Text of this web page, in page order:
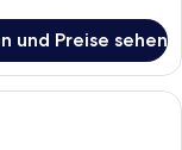
und Preise sehen
bezogenes Bett mit